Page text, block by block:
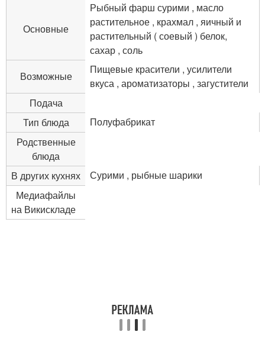
Основные
Рыбный фарш сурими , масло
растительное , крахмал , яичный и
растительный ( соевый ) белок,
сахар , соль
Возможные
Пищевые красители , усилители
вкуса , ароматизаторы , загустители
Подача
Тип блюда
Полуфабрикат
Родственные
блюда
В других кухнях
Сурими , рыбные шарики
Медиафайлы
на Викискладе